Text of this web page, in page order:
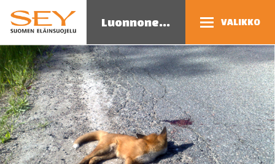
Luonnoneläimet VALIKKO